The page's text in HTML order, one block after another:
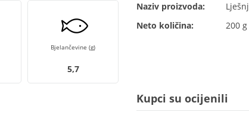
Bjelančevine (g)
5,7
Naziv proizvoda:
Neto količina:
200 g
Kupci su ocijenili